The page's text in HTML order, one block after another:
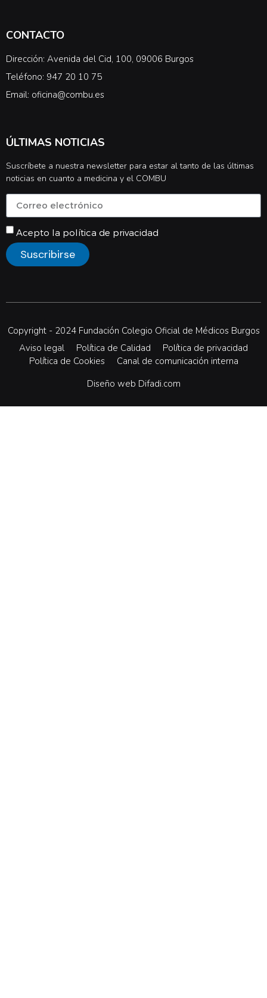
CONTACTO
Dirección: Avenida del Cid, 100, 09006 Burgos
Teléfono: 947 20 10 75
Email: oficina@combu.es
ÚLTIMAS NOTICIAS
Suscríbete a nuestra newsletter para estar al tanto de las últimas
noticias en cuanto a medicina y el COMBU
Acepto la política de privacidad
Suscribirse
Copyright - 2024 Fundación Colegio Oficial de Médicos Burgos
Aviso legal
Política de Calidad
Política de privacidad
Política de Cookies
Canal de comunicación interna
Diseño web Difadi.com